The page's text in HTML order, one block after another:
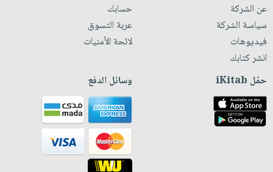
عن الشركة
سياسة الشركة
فيديوهات
انشر كتابك
حسابك
عربة التسوق
لائحة الأمنيات
حمّل iKitab وسائل الدفع